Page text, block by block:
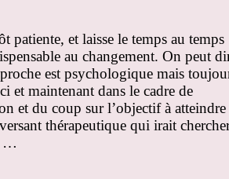
patiente, et laisse le temps au temps
au changement. On peut
est psychologique mais
et maintenant dans le cadre de
et du coup sur l’objectif à atteindre
thérapeutique qui irait
…